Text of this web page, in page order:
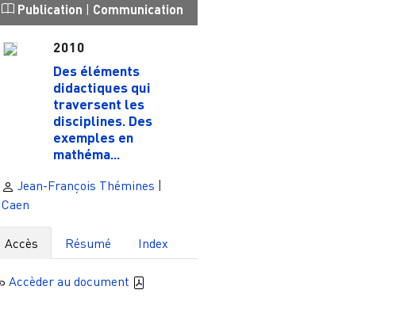
Publication | Communication
2010
Des éléments
didactiques qui
traversent les
disciplines. Des
exemples en
mathéma...
Jean-François Thémines |
Caen
Accès Résumé Index
Accèder au document